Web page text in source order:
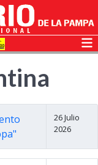
26 Julio
2026